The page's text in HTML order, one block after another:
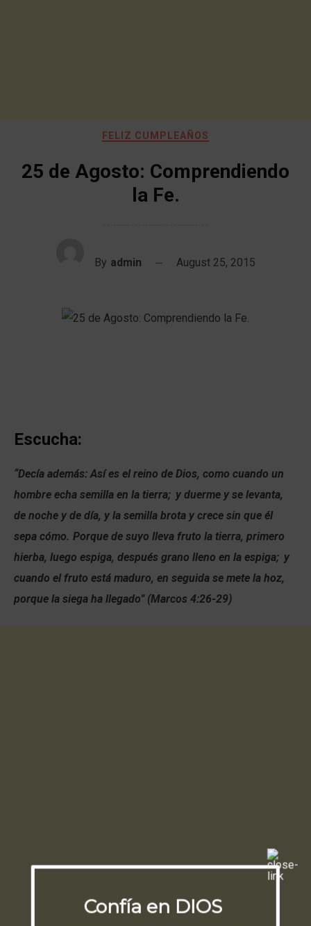
FELIZ CUMPLEAÑOS
25 de Agosto: Comprendiendo
la Fe.
By admin August 25, 2015
Escucha:
“Decía además: Así es el reino de Dios, como cuando un
hombre echa semilla en la tierra; y duerme y se levanta,
de noche y de día, y la semilla brota y crece sin que él
sepa cómo. Porque de suyo lleva fruto la tierra, primero
hierba, luego espiga, después grano lleno en la espiga; y
cuando el fruto está maduro, en seguida se mete la hoz,
porque la siega ha llegado” (Marcos 4:26-29)
Confía en DIOS